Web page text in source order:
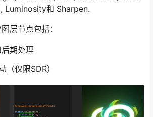
Luminosity和 Sharpen.
层节点包括：
期处理
（仅限SDR）